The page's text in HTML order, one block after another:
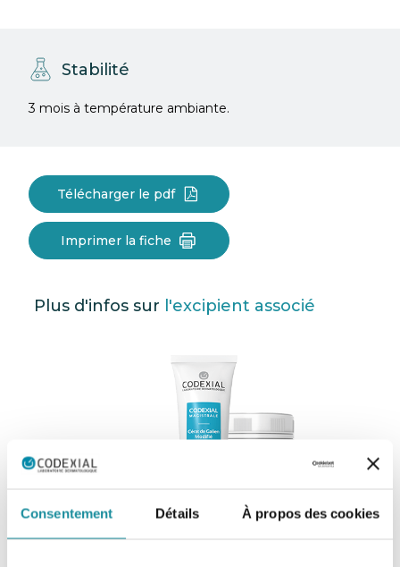
Consentement Détails À propos des cookies
Stabilité
3 mois à température ambiante.
Télécharger le pdf
Imprimer la fiche
Plus d'infos sur l'excipient associé